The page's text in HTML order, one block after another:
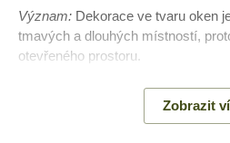
Význam: Dekorace ve tvaru oken
tmavých a dlouhých místností,
otevřeného prostoru.
Hlavní výhody
Zobrazit